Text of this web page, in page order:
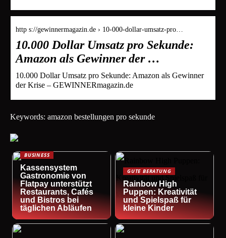
http s://gewinnermagazin.de › 10-000-dollar-umsatz-pro…
10.000 Dollar Umsatz pro Sekunde:
Amazon als Gewinner der …
10.000 Dollar Umsatz pro Sekunde: Amazon als Gewinner
der Krise – GEWINNERmagazin.de
Keywords: amazon bestellungen pro sekunde
BUSINESS
Kassensystem
Gastronomie von
Flatpay unterstützt
Restaurants, Cafés
und Bistros bei
täglichen Abläufen
GUTE BERATUNG
Rainbow High
Puppen: Kreativität
und Spielspaß für
kleine Kinder